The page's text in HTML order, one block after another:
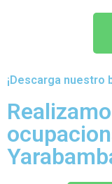
¡Descarga nuestro